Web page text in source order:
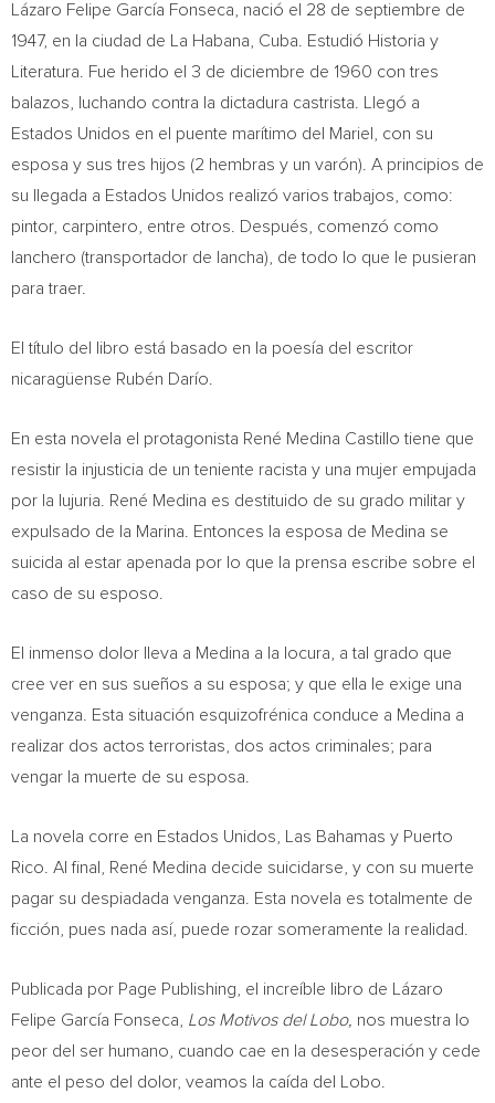
Lázaro Felipe García Fonseca, nació el 28 de septiembre de
1947, en la ciudad de La Habana, Cuba . Estudió Historia y
Literatura. Fue herido el 3 de diciembre de 1960 con tres
balazos, luchando contra la dictadura castrista. Llegó a
Estados Unidos en el puente marítimo del Mariel, con su
esposa y sus tres hijos (2 hembras y un varón). A principios de
su llegada a Estados Unidos realizó varios trabajos, como:
pintor, carpintero, entre otros. Después, comenzó como
lanchero (transportador de lancha), de todo lo que le pusieran
para traer.
El título del libro está basado en la poesía del escritor
nicaragüense Rubén Darío.
En esta novela el protagonista René Medina Castillo tiene que
resistir la injusticia de un teniente racista y una mujer empujada
por la lujuria. René Medina es destituido de su grado militar y
expulsado de la Marina. Entonces la esposa de Medina se
suicida al estar apenada por lo que la prensa escribe sobre el
caso de su esposo.
El inmenso dolor lleva a Medina a la locura, a tal grado que
cree ver en sus sueños a su esposa; y que ella le exige una
venganza. Esta situación esquizofrénica conduce a Medina a
realizar dos actos terroristas, dos actos criminales; para
vengar la muerte de su esposa.
La novela corre en Estados Unidos, Las Bahamas y Puerto
Rico . Al final, René Medina decide suicidarse, y con su muerte
pagar su despiadada venganza. Esta novela es totalmente de
ficción, pues nada así, puede rozar someramente la realidad.
Publicada por Page Publishing, el increíble libro de
Lázaro
Felipe García Fonseca, Los Motivos del Lobo, nos muestra lo
peor del ser humano, cuando cae en la desesperación y cede
ante el peso del dolor, veamos la caída del Lobo.